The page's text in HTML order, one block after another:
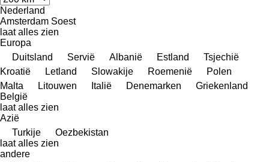
Nederland
Amsterdam Soest
laat alles zien
Europa
Duitsland
Servië Albanië Estland
Tsjechië
Kroatië
Letland Slowakije Roemenië
Polen
Malta
Litouwen Italië Denemarken
Griekenland
België
laat alles zien
Azië
Turkije
Oezbekistan
laat alles zien
andere